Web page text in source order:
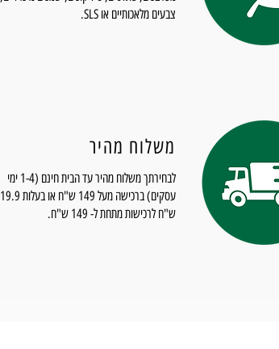
צבעים מלאכותיים או SLS.
משלוח מהיר
לבחירתך משלוח מהיר עד הבית חינם (1-4 ימי
עסקים) ברכישה מעל 149 ש"ח או בעלות 19.9
ש"ח לרכישות מתחת ל- 149 ש"ח.